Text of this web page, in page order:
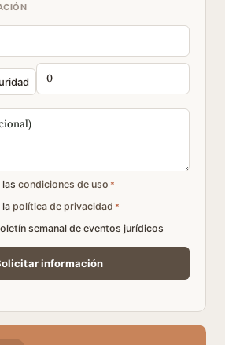
condiciones de uso *
la política de privacidad *
semanal de eventos jurídicos